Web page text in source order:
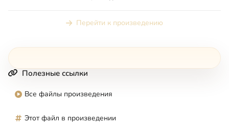
Перейти к произведению
Полезные ссылки
Все файлы произведения
Этот файл в произведении